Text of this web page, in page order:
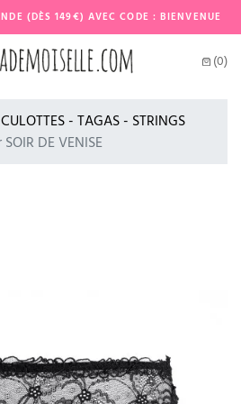
(DÈS 149€) AVEC CODE : BIENVENUE
(0)
CULOTTES - TAGAS - STRINGS
DE VENISE